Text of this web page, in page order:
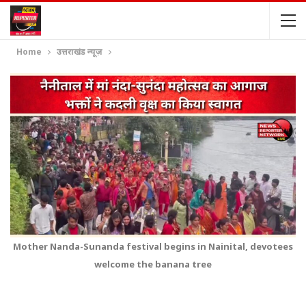
Home उत्तराखंड न्यूज़
Mother Nanda-Sunanda festival begins in Nainital, devotees
welcome the banana tree